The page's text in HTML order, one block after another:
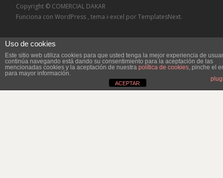
Copyright © COMERCIAL DAKAR
Funciona con WordPress , tema i-excel por TemplatesNext.
Uso de cookies
Este sitio web utiliza cookies para que usted tenga la mejor experiencia de
continúa navegando está dando su consentimiento para la aceptación de las
mencionadas cookies y la aceptación de nuestra política de cookies, pinche el
para mayor información.
ACEPTAR